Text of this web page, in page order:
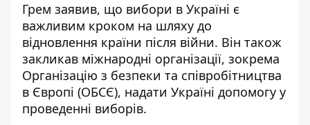
Грем заявив, що вибори в Україні є
важливим кроком на шляху до
відновлення країни після війни. Він також
закликав міжнародні організації, зокрема
Організацію з безпеки та співробітництва
в Європі (ОБСЄ), надати Україні допомогу у
проведенні виборів.